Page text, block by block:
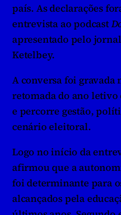
país. As declarações
entrevista ao podcast
apresentado pelo
Ketelbey.
A conversa foi gravada
retomada do ano letivo
e percorre gestão,
cenário eleitoral.
Logo no início da
afirmou que a
foi determinante para
alcançados pela